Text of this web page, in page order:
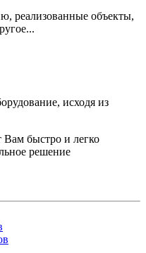
реализованные объекты,
исходя из
быстро и легко
решение